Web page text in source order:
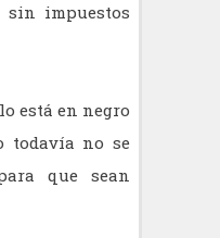
sin impuestos
está en negro
todavía no se
que sean